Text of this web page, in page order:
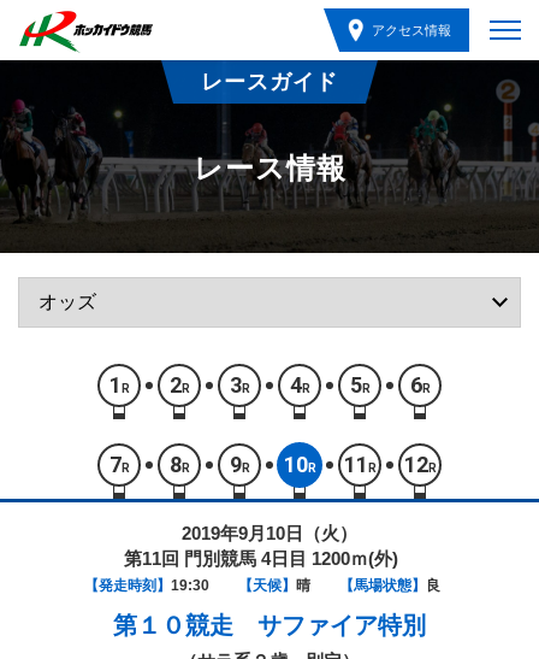
アクセス情報
レースガイド
レース情報
1 R 2R 3R 4R 5R 6R
7 R 8R 9R 10R 11 R 12R
2019年9月10日（火）
第11回 門別競馬 4日目 1200ｍ(外)
【発走時刻】 19:30 【天候】 晴 【馬場状態】 良
第１０競走 サファイア特別